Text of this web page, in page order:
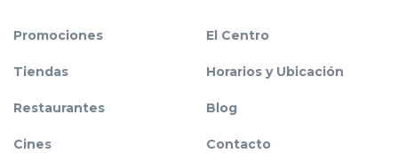
Promociones
Tiendas
Restaurantes
Cines
El Centro
Horarios y Ubicación
Blog
Contacto